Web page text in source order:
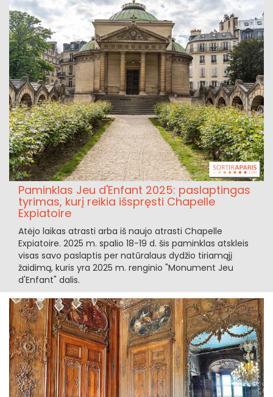
Paminklas Jeu d'Enfant 2025: paslaptingas
tyrimas, kurį reikia išspręsti Chapelle
Expiatoire
Atėjo laikas atrasti arba iš naujo atrasti Chapelle
Expiatoire. 2025 m. spalio 18-19 d. šis paminklas atskleis
visas savo paslaptis per natūralaus dydžio tiriamąjį
žaidimą, kuris yra 2025 m. renginio "Monument Jeu
d'Enfant" dalis.